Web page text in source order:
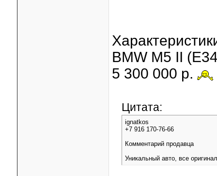
BMW M5 II
5 300 000 р.
Цитата:
ignatkos
+7 916 170-76-66
Комментарий продавца
Уникальный авто, все